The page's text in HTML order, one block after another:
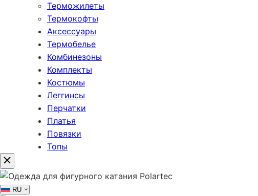
Терможилеты
Термокофты
Аксессуары
Термобелье
Комбинезоны
Комплекты
Костюмы
Леггинсы
Перчатки
Платья
Повязки
Топы
RU